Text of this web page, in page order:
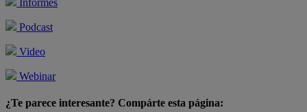
Informes
Podcast
Video
Webinar
¿Te parece interesante? Compárte esta página: